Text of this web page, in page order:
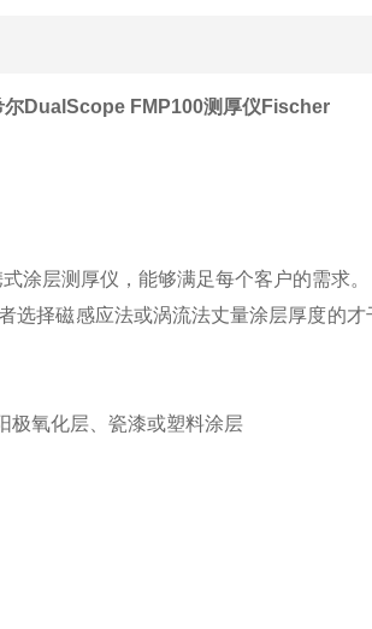
尔DualScope FMP100测厚仪Fischer
涂层测厚仪，能够满足每个客户的需求。
选择磁感应法或涡流法丈量涂层厚度的
极氧化层、瓷漆或塑料涂层